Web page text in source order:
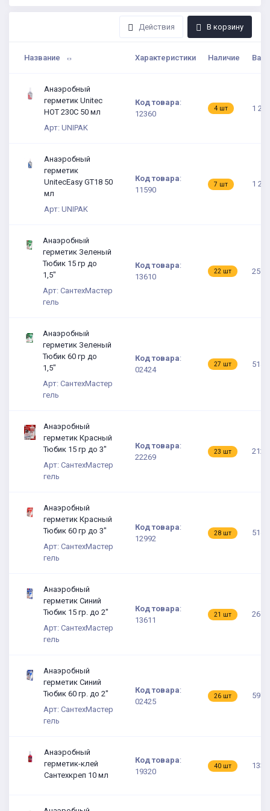
Действия В корзину
Название Характеристики Наличие
Анаэробный
герметик Unitec
HOT 230C 50 мл
Арт: UNIPAK
Код товара:
12360
4 шт 1
Анаэробный
герметик
UnitecEasy GT18 50
мл
Арт: UNIPAK
Код товара:
11590
7 шт 1
Анаэробный
герметик Зеленый
Тюбик 15 гр до
1,5"
Арт: СантехМастер
гель
Код товара:
13610
22 шт
Анаэробный
герметик Зеленый
Тюбик 60 гр до
1,5"
Арт: СантехМастер
гель
Код товара:
02424
27 шт
Анаэробный
герметик Красный
Тюбик 15 гр до 3"
Арт: СантехМастер
гель
Код товара:
22269
23 шт
Анаэробный
герметик Красный
Тюбик 60 гр до 3"
Арт: СантехМастер
гель
Код товара:
12992
28 шт
Анаэробный
герметик Синий
Тюбик 15 гр. до 2"
Арт: СантехМастер
гель
Код товара:
13611
21 шт
Анаэробный
герметик Синий
Тюбик 60 гр. до 2"
Арт: СантехМастер
гель
Код товара:
02425
26 шт
Анаэробный
герметик-клей
Сантехкреп 10 мл
Код товара:
19320
40 шт 133